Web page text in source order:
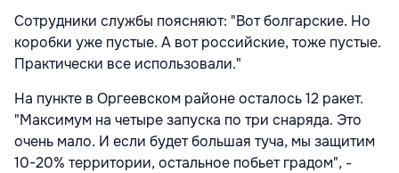
Сотрудники службы поясняют: "Вот болгарские. Но
коробки уже пустые. А вот российские, тоже пустые.
Практически все использовали."
На пункте в Оргеевском районе осталось 12 ракет.
"Максимум на четыре запуска по три снаряда. Это
очень мало. И если будет большая туча, мы защитим
10-20% территории, остальное побьет градом", -